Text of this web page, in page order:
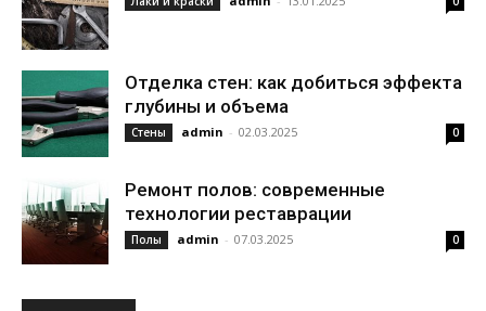
Отделка стен: как добиться эффекта
глубины и объема
Стены admin - 02.03.2025 0
Ремонт полов: современные
технологии реставрации
Полы admin - 07.03.2025 0